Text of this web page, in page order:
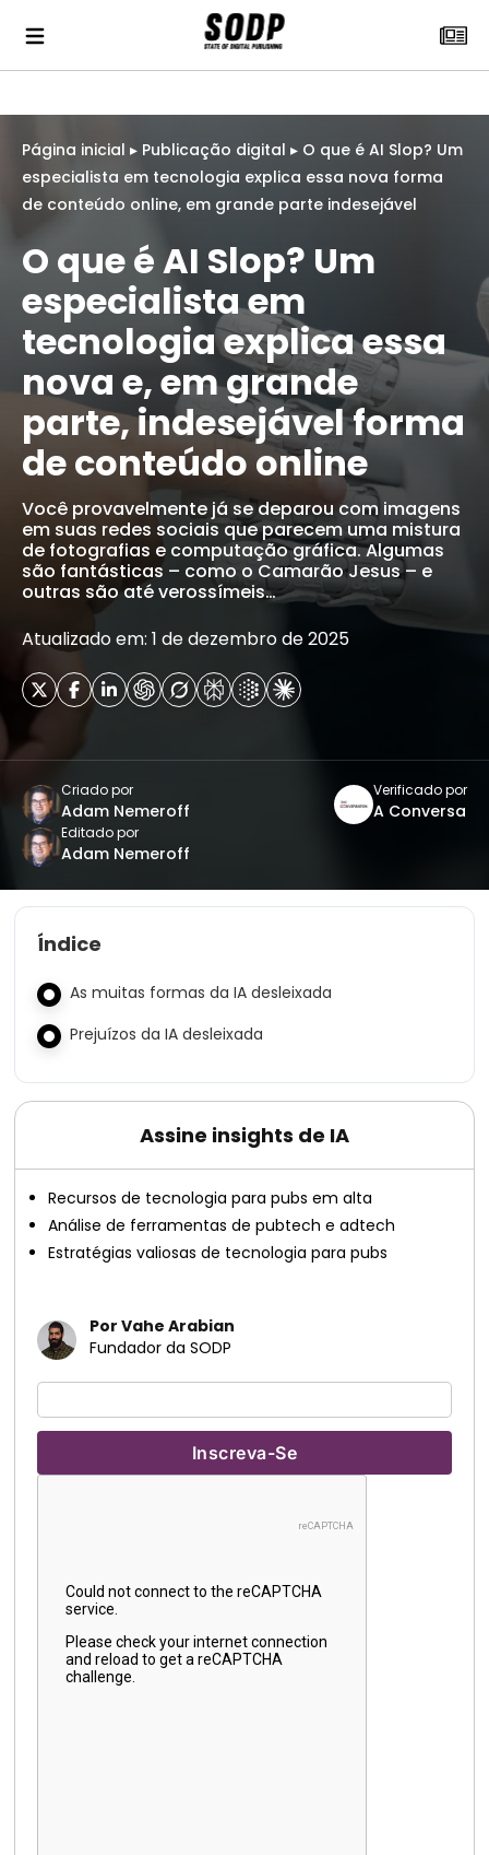
Página inicial ▸ Publicação digital ▸ O que é AI Slop? Um
especialista em tecnologia explica essa nova forma
de conteúdo online, em grande parte indesejável
O que é AI Slop? Um
especialista em
tecnologia explica essa
nova e, em grande
parte, indesejável forma
de conteúdo online
Você provavelmente já se deparou com imagens
em suas redes sociais que parecem uma mistura
de fotografias e computação gráfica. Algumas
são fantásticas – como o Camarão Jesus – e
outras são até verossímeis…
Atualizado em: 1 de dezembro de 2025
Criado por
Adam Nemeroff
Verificado por
A Conversa
Editado por
Adam Nemeroff
Índice
As muitas formas da IA ​​desleixada
Prejuízos da IA ​​desleixada
Assine insights de IA
Recursos de tecnologia para pubs em alta
Análise de ferramentas de pubtech e adtech
Estratégias valiosas de tecnologia para pubs
Por Vahe Arabian
Fundador da SODP